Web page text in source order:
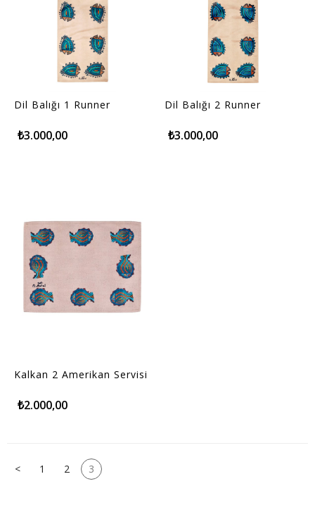
Dil Balığı 1 Runner
₺3.000,00
Dil Balığı 2 Runner
₺3.000,00
Kalkan 2 Amerikan Servisi
₺2.000,00
< 1 2 3